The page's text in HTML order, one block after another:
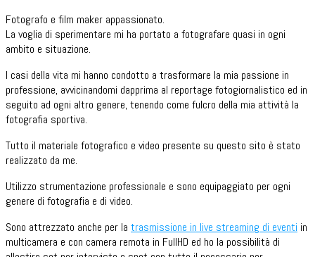
Fotografo e film maker appassionato.
La voglia di sperimentare mi ha portato a fotografare quasi in ogni
ambito e situazione.
I casi della vita mi hanno condotto a trasformare la mia passione in
professione, avvicinandomi dapprima al reportage fotogiornalistico ed in
seguito ad ogni altro genere, tenendo come fulcro della mia attività la
fotografia sportiva.
Tutto il materiale fotografico e video presente su questo sito è stato
realizzato da me.
Utilizzo strumentazione professionale e sono equipaggiato per ogni
genere di fotografia e di video.
Sono attrezzato anche per la trasmissione in live streaming di eventi in
multicamera e con camera remota in FullHD ed ho la possibilità di